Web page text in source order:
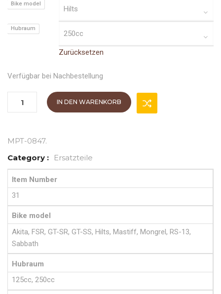
Bike model
Hubraum
Zurücksetzen
Verfügbar bei Nachbestellung
IN DEN WARENKORB
MPT-0847.
Category :
Ersatzteile
Item Number
31
Bike model
Akita, FSR, GT-SR, GT-SS, Hilts, Mastiff, Mongrel, RS-13,
Sabbath
Hubraum
125cc, 250cc